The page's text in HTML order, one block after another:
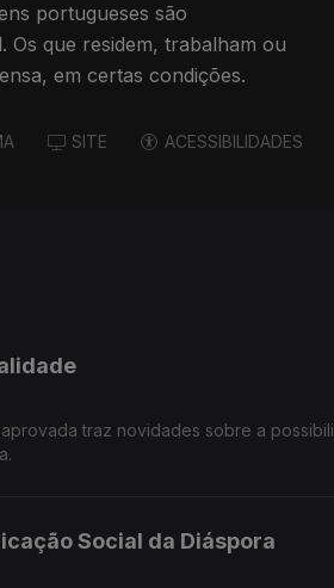
portugueses são
Os que residem, trabalham ou
em certas condições.
SITE ACESSIBILIDADES
traz novidades sobre a
Social da Diáspora